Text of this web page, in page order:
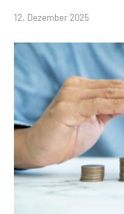
12. Dezember 2025